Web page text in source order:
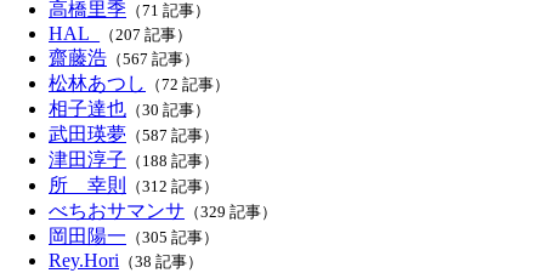
高橋里季 （71 記事）
HAL_ （207 記事）
齋藤浩 （567 記事）
松林あつし （72 記事）
相子達也 （30 記事）
武田瑛夢 （587 記事）
津田淳子 （188 記事）
所 幸則 （312 記事）
べちおサマンサ （329 記事）
岡田陽一 （305 記事）
Rey.Hori （38 記事）